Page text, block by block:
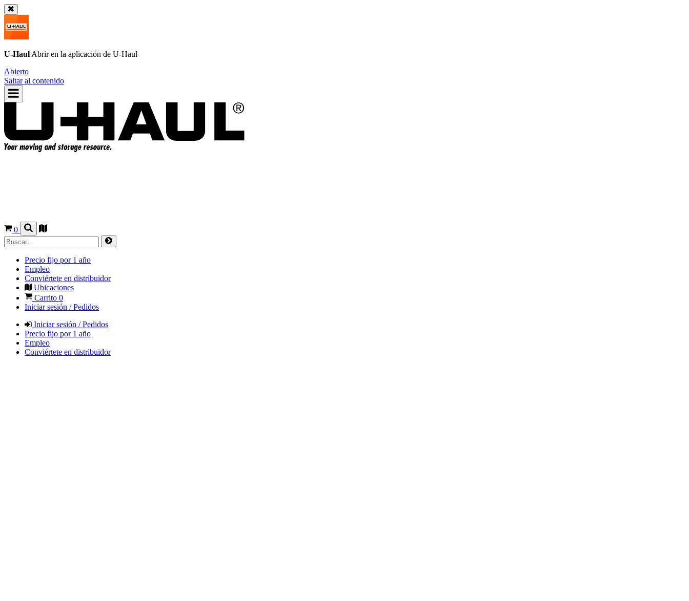
U-Haul Abrir en la aplicación de U-Haul
Abierto
Saltar al contenido
0
Precio fijo por 1 año
Empleo
Conviértete en distribuidor
Ubicaciones
Carrito 0
Iniciar sesión / Pedidos
Iniciar sesión / Pedidos
Precio fijo por 1 año
Empleo
Conviértete en distribuidor